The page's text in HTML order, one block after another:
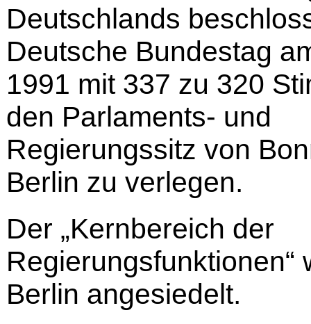
Deutschlands
Deutsche Bundestag
1991 mit 337 zu 320
den Parlaments- und
Regierungssitz von
Berlin zu verlegen.
Der „Kernbereich der
Regierungsfunktionen“
Berlin angesiedelt.